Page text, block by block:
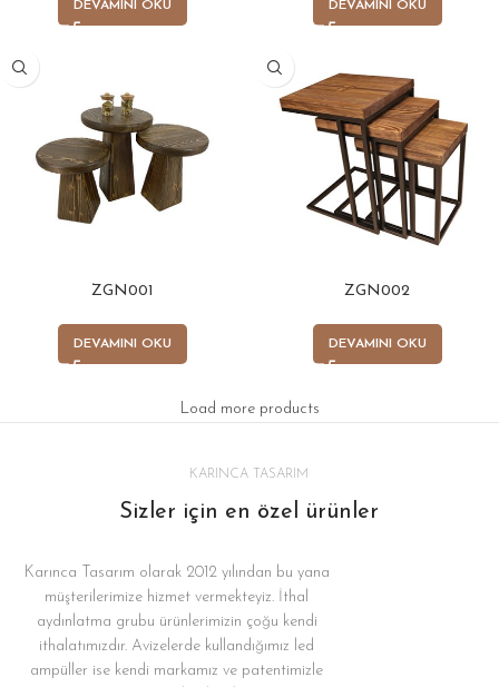
DEVAMINI OKU DEVAMINI OKU
ZGN001
DEVAMINI OKU
ZGN002
DEVAMINI OKU
Load more products
KARINCA TASARIM
Sizler için en özel ürünler
Karınca Tasarım olarak 2012 yılından bu yana
müşterilerimize hizmet vermekteyiz. İthal
aydınlatma grubu ürünlerimizin çoğu kendi
ithalatımızdır. Avizelerde kullandığımız led
ampüller ise kendi markamız ve patentimizle